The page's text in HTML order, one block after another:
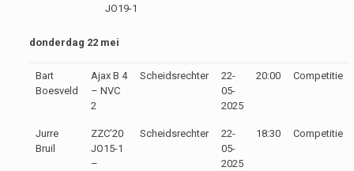
JO19-1
donderdag 22 mei
Bart
Boesveld
Ajax B 4
– NVC
2
Scheidsrechter
22-
05-
2025
20:00 Competitie
Jurre
Bruil
ZZC’20
JO15-1
–
Scheidsrechter
22-
05-
2025
18:30 Competitie